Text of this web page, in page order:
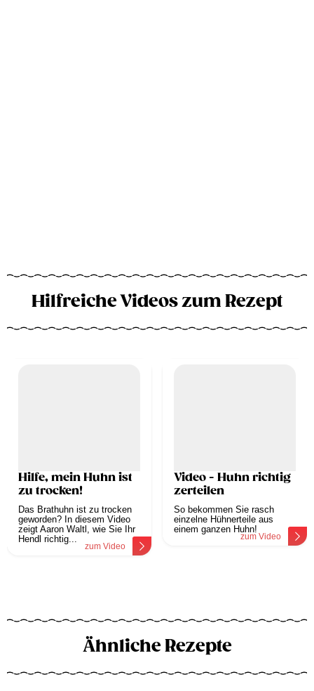
Hilfreiche Videos zum Rezept
Hilfe, mein Huhn ist
zu trocken!
Das Brathuhn ist zu trocken
geworden? In diesem Video
zeigt Aaron Waltl, wie Sie Ihr
Hendl richtig...
zum Video
Video - Huhn richtig
zerteilen
So bekommen Sie rasch
einzelne Hühnerteile aus
einem ganzen Huhn!
zum Video
Ähnliche Rezepte